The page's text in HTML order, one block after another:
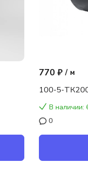
770 ₽ / м
100-5-
В наличии:
0